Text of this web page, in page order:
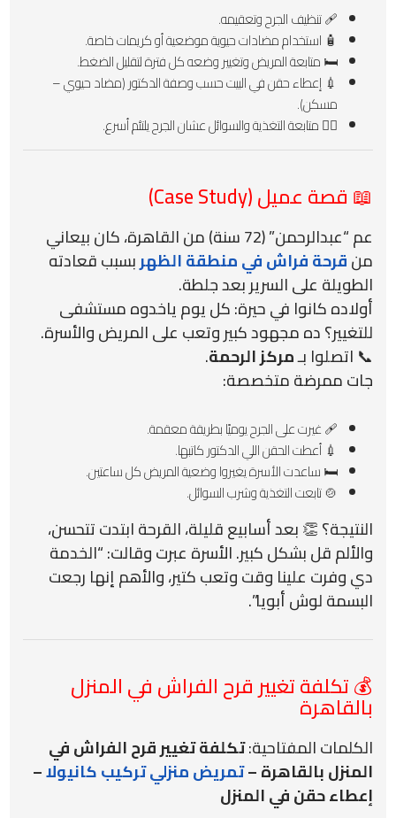
🩹 تنظيف الجرح وتعقيمه.
🧴 استخدام مضادات حيوية موضعية أو كريمات خاصة.
🛏️ متابعة المريض وتغيير وضعه كل فترة لتقليل الضغط.
💉 إعطاء حقن في البيت حسب وصفة الدكتور (مضاد حيوي –
مسكن).
👩‍⚕️ متابعة التغذية والسوائل عشان الجرح يلتئم أسرع.
📖 قصة عميل (Case Study)
عم “عبدالرحمن” (72 سنة) من القاهرة، كان بيعاني
منقرحة فراش في منطقة الظهربسبب قعادته
الطويلة على السرير بعد جلطة.
أولاده كانوا في حيرة: كل يوم ياخدوه مستشفى
للتغيير؟ ده مجهود كبير وتعب على المريض والأسرة.
📞 اتصلوا بـمركز الرحمة.
جات ممرضة متخصصة:
🩹 غيرت على الجرح يوميًا بطريقة معقمة.
💉 أعطت الحقن اللي الدكتور كاتبها.
🛏️ ساعدت الأسرة يغيروا وضعية المريض كل ساعتين.
🍲 تابعت التغذية وشرب السوائل.
النتيجة؟ 👏 بعد أسابيع قليلة، القرحة ابتدت تتحسن،
والألم قل بشكل كبير. الأسرة عبرت وقالت: “الخدمة
دي وفرت علينا وقت وتعب كتير، والأهم إنها رجعت
البسمة لوش أبويا”.
💰 تكلفة تغيير قرح الفراش في المنزل
بالقاهرة
الكلمات المفتاحية:تكلفة تغيير قرح الفراش في
المنزل بالقاهرة –تمريض منزلي تركيب كانيولا–
إعطاء حقن في المنزل